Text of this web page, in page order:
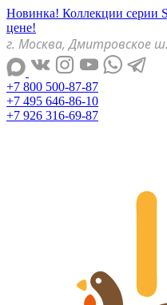
Новинка! Коллекции серии
цене!
г. Москва, Дмитровское ш.
+7 800 500-87-87
+7 495 646-86-10
+7 926 316-69-87